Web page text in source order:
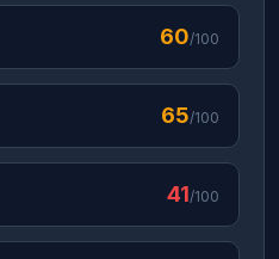
60/100
65/100
41/100